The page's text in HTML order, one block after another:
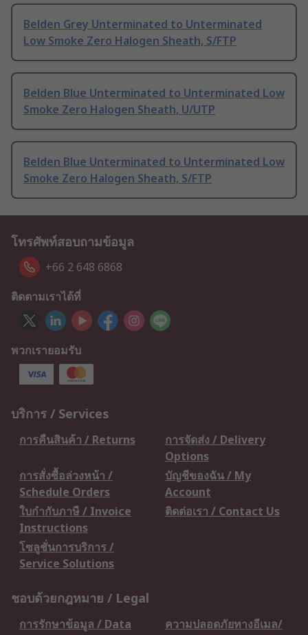
Belden Grey Unterminated to Unterminated
Low Smoke Zero Halogen Sheath, S/FTP
Belden Blue Unterminated to Unterminated Low
Smoke Zero Halogen Sheath, U/UTP
Belden Blue Unterminated to Unterminated Low
Smoke Zero Halogen Sheath, S/FTP
โทรศัพท์สอบถามข้อมูล
+66 2 648 6868
ติดตามเราได้ที่
พวกเรายอมรับ
บริการ / Services
การคืนสินค้า / Returns
การจัดส่ง / Delivery
Options
การสั่งซื้อล่วงหน้า /
Schedule Orders
บัญชีของฉัน / My
Account
ใบกำกับภาษี / Invoice
Instructions
ติดต่อเรา / Contact Us
โซลูชั่นการบริการ /
Service Solutions
ชอบด้วยกฎหมาย / Legal
การรักษาข้อมูล / Data
ความปลอดภัยทางอีเมล/